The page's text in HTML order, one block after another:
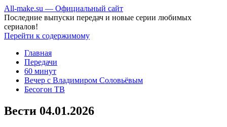
All-make.su — Официальный сайт
Последние выпуски передач и новые серии любимых
сериалов!
Перейти к содержимому
Главная
Передачи
60 минут
Вечер с Владимиром Соловьёвым
Бесогон ТВ
Вести 04.01.2026